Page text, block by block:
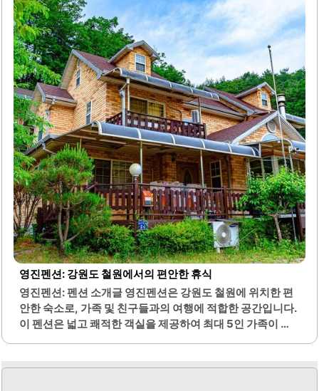
영진펜션: 강원도 철원에서의 편안한 휴식
영진펜션: 펜션 소개글 영진펜션은 강원도 철원에 위치한 편
안한 숙소로, 가족 및 친구들과의 여행에 적합한 공간입니다.
이 펜션은 넓고 쾌적한 객실을 제공하여 최대 5인 가족이 편
층 방에서는 아름다운 산과 계곡의 경치를 감상할 수 있어 자